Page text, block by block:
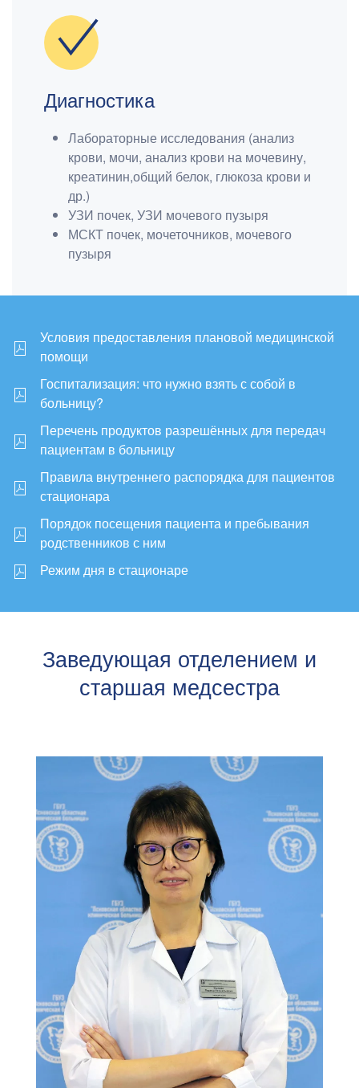
Диагностика
Лабораторные исследования (анализ
крови, мочи, анализ крови на мочевину,
креатинин,общий белок, глюкоза крови и
др.)
УЗИ почек, УЗИ мочевого пузыря
МСКТ почек, мочеточников, мочевого
пузыря
Условия предоставления плановой медицинской
помощи
Госпитализация: что нужно взять с собой в
больницу?
Перечень продуктов разрешённых для передач
пациентам в больницу
Правила внутреннего распорядка для пациентов
стационара
Порядок посещения пациента и пребывания
родственников с ним
Режим дня в стационаре
Заведующая отделением и
старшая медсестра